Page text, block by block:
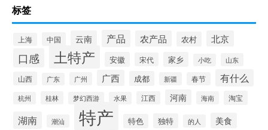
标签
上海 中国 云南 产品 农产品 农村 北京
口感 土特产 安徽 宋代 家乡 小吃 山东
山西 广东 广州 广西 成都 新疆 春节 有什么
杭州 桂林 梦幻西游 水果 江西 河南 海南 淘宝
湖南 潮汕 特产 特色 独特 的人 美食